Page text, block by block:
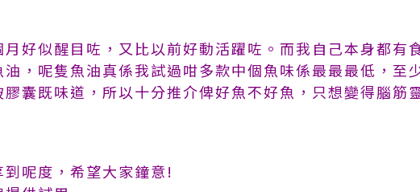
月好似醒目咗，又比以前好動活躍咗。而我自己本身都
油，呢隻魚油真係我試過咁多款中個魚味係最最最低，至
囊既味道，所以十分推介俾好魚不好魚，只想變得腦筋
呢度，希望大家鐘意!